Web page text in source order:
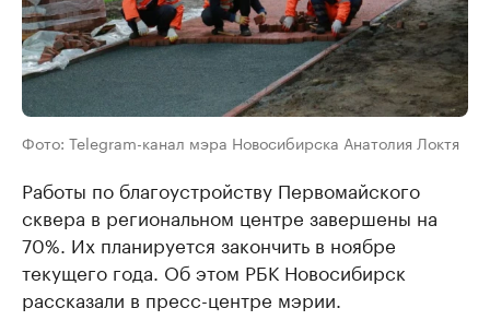
Фото: Telegram-канал мэра Новосибирска Анатолия Локтя
Работы по благоустройству Первомайского
сквера в региональном центре завершены на
70%. Их планируется закончить в ноябре
текущего года. Об этом РБК Новосибирск
рассказали в пресс-центре мэрии.